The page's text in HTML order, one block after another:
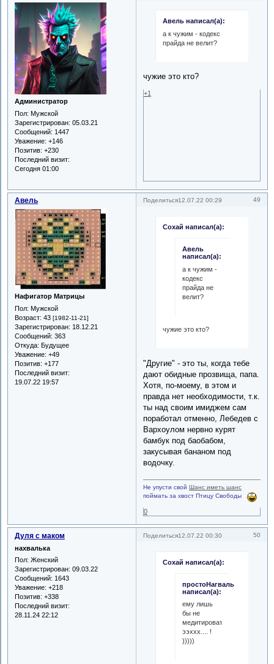
Администратор
Пол: Мужской
Зарегистрирован: 05.03.21
Сообщений: 1447
Уважение: +146
Позитив: +230
Последний визит:
Сегодня 01:00
Авель написал(а):
а к чужим - кодекс
прайда не велит?
чужие это кто?
+1
Поделиться 49
12.07.22 00:29
Авель
Нафигатор Матрицы
Пол: Мужской
Возраст: 43 [1982-11-21]
Зарегистрирован: 18.12.21
Сообщений: 363
Откуда: Будущее
Уважение: +49
Позитив: +177
Последний визит:
19.07.22 19:57
Сохай написал(а):
Авель
написал(а):
а к чужим -
кодекс
прайда не
велит?
чужие это кто?
"Другие" - это ты, когда тебе
дают обидные прозвища, папа.
Хотя, по-моему, в этом и
правда нет необходимости, т.к.
ты над своим имиджем сам
поработал отменно, Лебедев с
Вархоулом нервно курят
бамбук под баобабом,
закусывая бананом под
водочку.
Не упусти свойШанс иметь шанс
поймать за хвост Птицу Свободы
0
Поделиться 50
12.07.22 00:30
Дуля с маком
нахвалька
Пол: Женский
Зарегистрирован: 09.03.22
Сообщений: 1643
Уважение: +218
Позитив: +338
Последний визит:
28.11.24 22:12
Сохай написал(а):
простоНагваль
написал(а):
ему лишь
бы не
медитировать...
ээххх.... !
)))))